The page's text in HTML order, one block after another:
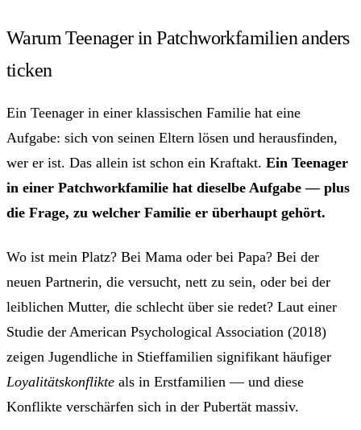
Warum Teenager in Patchworkfamilien anders
ticken
Ein Teenager in einer klassischen Familie hat eine
Aufgabe: sich von seinen Eltern lösen und herausfinden,
wer er ist. Das allein ist schon ein Kraftakt. Ein Teenager
in einer Patchworkfamilie hat dieselbe Aufgabe — plus
die Frage, zu welcher Familie er überhaupt gehört.
Wo ist mein Platz? Bei Mama oder bei Papa? Bei der
neuen Partnerin, die versucht, nett zu sein, oder bei der
leiblichen Mutter, die schlecht über sie redet? Laut einer
Studie der American Psychological Association (2018)
zeigen Jugendliche in Stieffamilien signifikant häufiger
Loyalitätskonflikte als in Erstfamilien — und diese
Konflikte verschärfen sich in der Pubertät massiv.